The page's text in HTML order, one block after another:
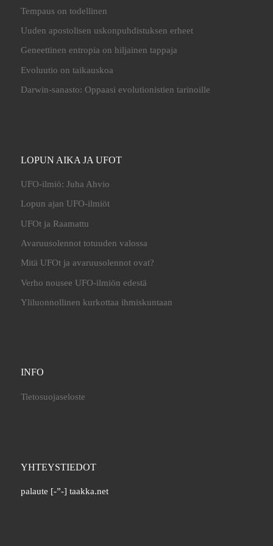
Tempaus on todellinen
Uuden apostolisen uskonpuhdistuksen erheet
Geneettinen entropia on hiljainen tappaja
Evoluutio on taikauskoa
Darwin-sanasto: Oppaasi evolutionistien tarinoille
LOPUN AIKA JA UFOT
UFO-ilmiö: Juha Ahvio
Lopun ajan UFO-ilmiöt
UFOt ja Raamattu
Avaruusolennot totuuden valossa
Mitä UFOt ja avaruusolennot ovat?
Verho nousee UFO-ilmiön edestä
Yliluonnollinen kurkottaa ihmiskuntaan
INFO
Tietosuojaseloste
YHTEYSTIEDOT
palaute [-”-] taakka.net